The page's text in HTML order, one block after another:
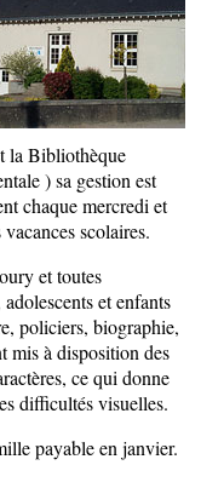
la Bibliothèque
) sa gestion est
chaque mercredi et
scolaires.
et toutes
et enfants
policiers, biographie,
mis à disposition des
ce qui donne
difficultés visuelles.
payable en janvier.